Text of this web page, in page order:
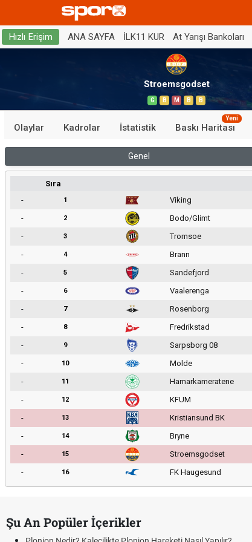
Hızlı Erişim ANA SAYFA İLK11 KUR At Yarışı Bankoları
Stroemsgodset
G B M B B
Olaylar Kadrolar İstatistik Baskı Haritası
Yeni
Genel
Sıra
-
1 Viking
-
2 Bodo/Glimt
-
3 Tromsoe
-
4 Brann
-
5 Sandefjord
-
6 Vaalerenga
-
7 Rosenborg
-
8 Fredrikstad
-
9 Sarpsborg 08
-
10 Molde
-
11 Hamarkameratene
-
12 KFUM
-
13 Kristiansund BK
-
14 Bryne
-
15 Stroemsgodset
-
16 FK Haugesund
Şu An Popüler İçerikler